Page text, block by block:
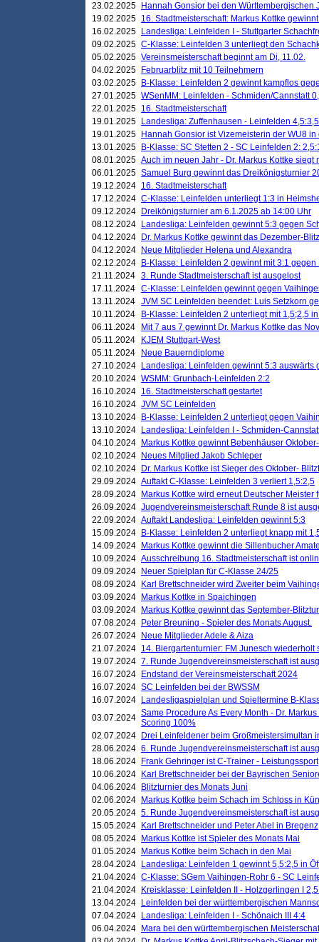
23.02.2025
Hannah Gonsior bei den Württembergischen
19.02.2025 16. Stadtmeisterschaft: Markus Kottke
16.02.2025
Landesliga: Leinfelden I - Stuttgarter
09.02.2025 C-Klasse: Leinfelden 3 unterliegt den
05.02.2025 Vereinsmeisterschaft beginnt am Di, 11.02.
04.02.2025
Februarblitz mit 10 Teilnehmern
03.02.2025
B-Klasse: Leinfelden 2 gewinnt kampflos
27.01.2025 WSenMM: Leinfelden - Schmiden/Cannstatt
22.01.2025 16. Stadtmeisterschaft
19.01.2025
Landesliga: Zuffenhausen - Leinfelden 4,5:3,5
19.01.2025
Hannah Gonsior ist Vizemeisterin der WU8 in
13.01.2025
B-Klasse: SC Stetten 2 - SC Leinfelden 2:
08.01.2025 Auch im neuen Jahr - Dr. Markus Kottke
06.01.2025 Samuel Burg gewinnt das Dreikönigsturnier
19.12.2024 16. Stadtmeisterschaft
17.12.2024 C-Klasse: Leinfelden unterliegt 1:3 in
09.12.2024
Dreikönigsturnier am 6.1.2025 ab 14:00 Uhr
08.12.2024
Landesliga: Leinfelden gewinnt 5:3 gegen
04.12.2024
Dr. Markus Kottke gewinnt das Dezember-
04.12.2024
Neue Mitglieder Helena und Alexandra
02.12.2024
B-Klasse: Leinfelden 2 gewinnt mit 3:1
21.11.2024 3. Runde Stadtmeisterschaft ist ausgelost
17.11.2024 C-Klasse: Leinfelden gewinnt gegen
13.11.2024 JVM SC Leinfelden beendet: Luis Setzkorn
10.11.2024
B-Klasse: Leinfelden 2 unterliegt mit 1,5;2,5
06.11.2024
Mit 7 aus 7 gewinnt Dr. Markus Kottke das
05.11.2024
KJEM Stuttgart-West
05.11.2024
Neue Bauerndiplome
27.10.2024
Landesliga: Leinfelden gewinnt 5:3 auswärts
20.10.2024 WSMM: Grunbach-Leinfelden 2:2
16.10.2024 16. Stadtmeisterschaft gestartet
16.10.2024 JVM SC Leinfelden
13.10.2024
B-Klasse: Leinfelden 2 unterliegt gegen
13.10.2024
Landesliga: Leinfelden I - Schmiden-
04.10.2024
Markus Kottke gewinnt Bebenhäuser
02.10.2024
Neues Mitglied Jakob Schleper
02.10.2024
Dr. Markus Kottke ist Sieger des Oktober-
29.09.2024 Auftakt C-Klasse: Leinfelden 3 verliert 1,5:2,5
28.09.2024
Markus Kottke wird erneut Deutscher Meister
26.09.2024 Jugendvereinsmeisterschaft Runde 8 ist
22.09.2024 Auftakt Landesliga: Leinfelden gewinnt 5:3
15.09.2024
B-Klasse: Leinfelden 2 unterliegt knapp mit
14.09.2024
Markus Kottke gewinnt die Sillenbucher
10.09.2024 Ausschreibung 16. Stadtmeisterschaft ist
09.09.2024
Neuer Spielplan für C-Klasse 24/25
08.09.2024
Karl Brettschneider wird Zweiter beim
03.09.2024
Markus Kottke in Spaichingen
03.09.2024
Markus Kottke gewinnt das September-
07.08.2024
Peter Breuning - Spieler des Monats August.
26.07.2024
Neue Mitglieder Adele & Aiza
21.07.2024 14. Biergartenturnier: FM Junesch wiederholt
19.07.2024 7. Runde Jugendvereinsmeisterschaft ist
16.07.2024
Endstand der Vereinsmeisterschaft 2024
16.07.2024 SC Leinfelden bei der BWSSM
16.07.2024
Landesligaspielplan und Spieltermine B-
03.07.2024 Same Procedure As Every Month - Dr.
Scoring 100%
02.07.2024
Drei Leinfeldener beim Großmeistersimultan
28.06.2024 6. Runde Jugendvereinsmeisterschaft ist
18.06.2024
Frank Gehringer ist C-Trainer - Leistungssport
10.06.2024
Karl Brettschneider bei der Bayrischen
04.06.2024
Blitzturnier des Monats Juni
02.06.2024
Markus Kottke beim Schach im Schloss in
20.05.2024 5. Runde Jugendvereinsmeisterschaft ist
15.05.2024
Karl Brettschneider und Peter Abel in Bregenz
08.05.2024
Markus Kottke ist Spieler des Monats Mai
01.05.2024
Markus Kottke beim Schach in den Mai
28.04.2024
Landesliga: Leinfelden 1 gewinnt 5,5:2,5 in
21.04.2024 C-Klasse: SGem Vaihingen-Rohr 6 - SC
21.04.2024
Kreisklasse: Leinfelden II - Holzgerlingen I
13.04.2024
Leinfelden bei der württembergischen
07.04.2024
Landesliga: Leinfelden I - Schönaich III 4:4
06.04.2024
Mara bei den württembergischen